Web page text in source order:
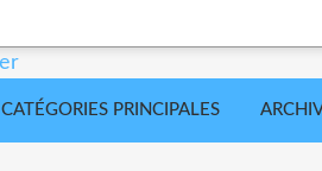
CATÉGORIES PRINCIPALES